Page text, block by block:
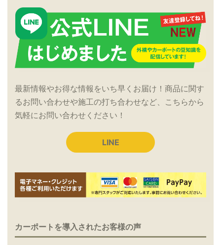
最新情報やお得な情報をいち早くお届け！商品に関す
るお問い合わせや施工の打ち合わせなど、こちらから
気軽にお問い合わせください！
LINE
カーポートを導入されたお客様の声